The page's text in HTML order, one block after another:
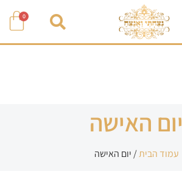
0
יום האישה
עמוד הבית/ יום האישה